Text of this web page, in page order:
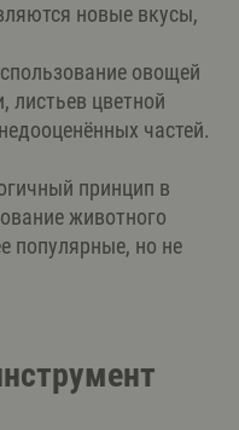
новые вкусы,
овощей
цветной
частей.
принцип в
животного
популярные, но не